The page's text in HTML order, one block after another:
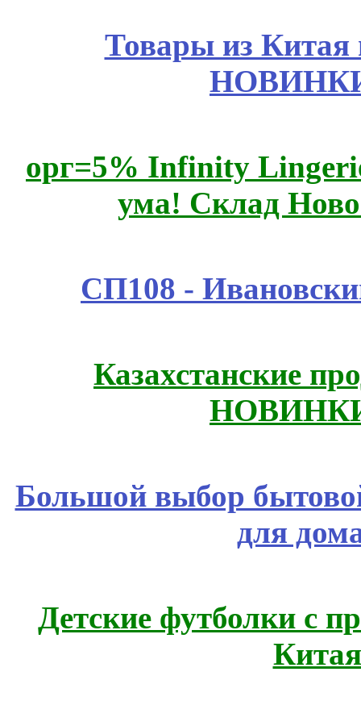
Товары из Китая
орг=5% Infinity
ума! Склад
СП108 -
Казахстанские
Большой выбор
для
Детские футболки с